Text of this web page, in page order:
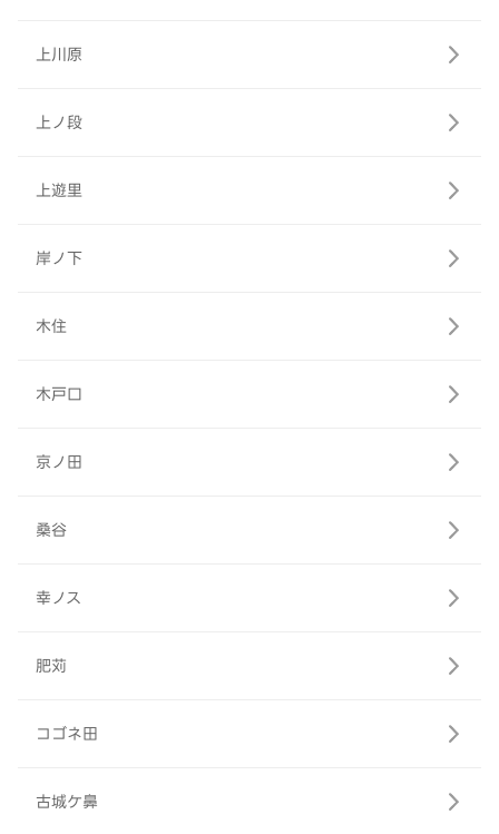
上川原
上ノ段
上遊里
岸ノ下
木住
木戸口
京ノ田
桑谷
幸ノス
肥苅
コゴネ田
古城ケ鼻